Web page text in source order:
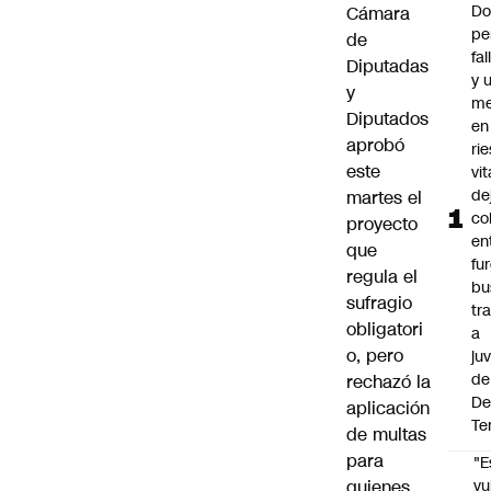
Cámara
de
Diputadas
y
Diputados
aprobó
este
martes el
proyecto
que
regula el
sufragio
obligatori
o, pero
rechazó la
aplicación
de multas
para
y
en
a
de